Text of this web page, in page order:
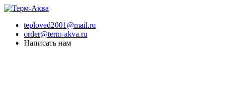
Перейти
содержимому
teploved2001@mail.ru
order@term-akva.ru
Написать нам